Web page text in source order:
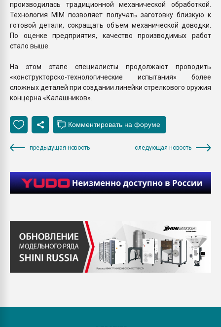
производилась традиционной механической обработкой.
Технология MIM позволяет получать заготовку близкую к
готовой детали, сокращать объем механической доводки.
По оценке предприятия, качество производимых работ
стало выше.
На этом этапе специалисты продолжают проводить
«конструкторско-технологические испытания» более
сложных деталей при создании линейки стрелкового оружия
концерна «Калашников».
предыдущая новость следующая новость